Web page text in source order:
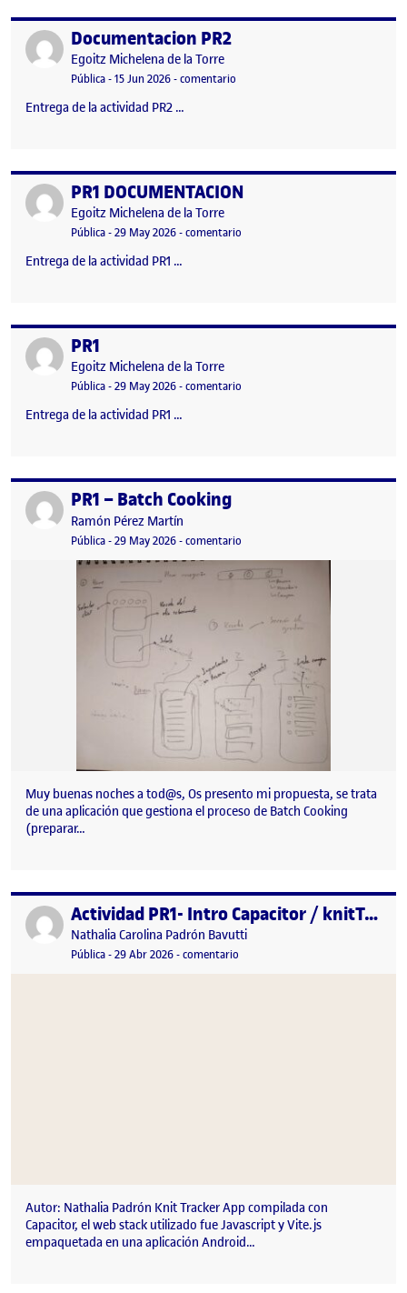
Publicado porDocumentacion PR2
Publicado por
Egoitz Michelena de la Torre
Visibilidad:
Pública-Fecha de publicación
15 Jun 2026-comentario
Entrega de la actividad PR2 …
Publicado porPR1 DOCUMENTACION
Publicado por
Egoitz Michelena de la Torre
Visibilidad:
Pública-Fecha de publicación
29 May 2026-comentario
Entrega de la actividad PR1 …
Publicado por
PR1
Publicado por
Egoitz Michelena de la Torre
Visibilidad:
Pública-Fecha de publicación
29 May 2026-comentario
Entrega de la actividad PR1 …
Publicado porPR1 – Batch Cooking
Publicado por
Ramón Pérez Martín
Visibilidad:
Pública-Fecha de publicación
29 May 2026-comentario
Muy buenas noches a tod@s, Os presento mi propuesta, se trata
de una aplicación que gestiona el proceso de Batch Cooking
(preparar…
Publicado por Actividad PR1- Intro Capacitor / knitTracker (Capacitor + Android)
Publicado por
Nathalia Carolina Padrón Bavutti
Visibilidad:
Pública-Fecha de publicación
29 Abr 202630 mayo, 2026 12:02 am
-comentario
Autor: Nathalia Padrón Knit Tracker App compilada con
Capacitor, el web stack utilizado fue Javascript y Vite.js
empaquetada en una aplicación Android…